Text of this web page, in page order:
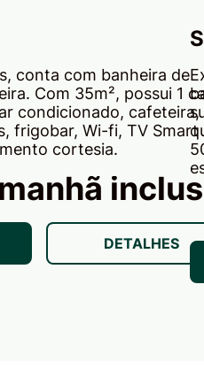
conta com banheira de
Com 35m², possui 1
condicionado, cafeteira,
frigobar, Wi-fi, TV Smart
cortesia.
DETALHES